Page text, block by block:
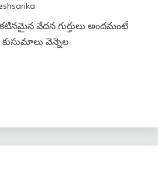
వేదన గుర్తులు అందమంటే
వెన్నెల